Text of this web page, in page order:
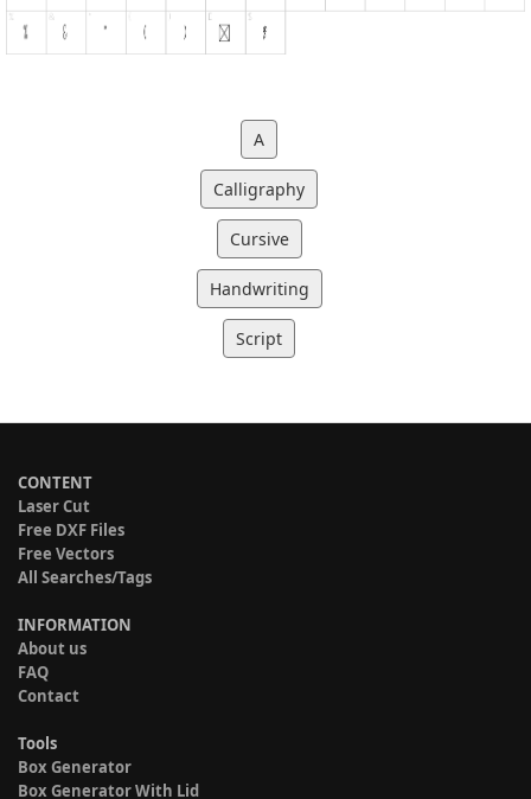
A
Calligraphy
Cursive
Handwriting
Script
CONTENT
Laser Cut
Free DXF Files
Free Vectors
All Searches/Tags
INFORMATION
About us
FAQ
Contact
Tools
Box Generator
Box Generator With Lid